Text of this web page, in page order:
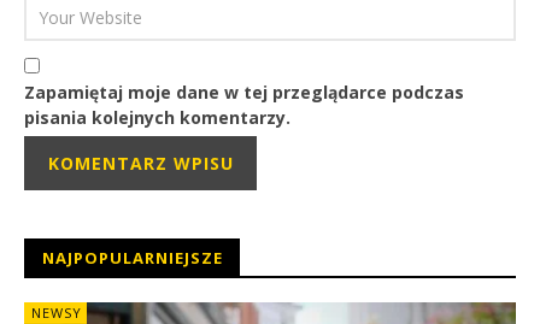
Zapamiętaj moje dane w tej przeglądarce podczas
pisania kolejnych komentarzy.
NAJPOPULARNIEJSZE
NEWSY